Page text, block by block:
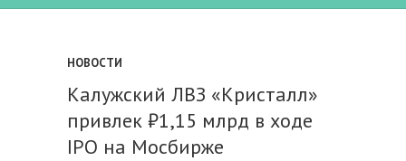
НОВОСТИ
Калужский ЛВЗ «Кристалл»
привлек ₽1,15 млрд в ходе
IPO на Мосбирже